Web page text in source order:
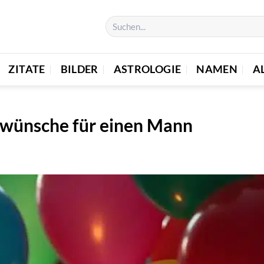
ZITATE BILDER ASTROLOGIE NAMEN
für einen Mann